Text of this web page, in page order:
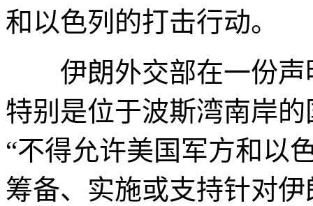
和以色列的打击行动。
伊朗外交部在一份声
特别是位于波斯湾南岸
“不得允许美国军方和以
筹备、实施或支持针对